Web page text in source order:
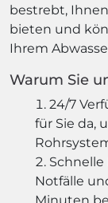
bestrebt,
bieten und
Ihrem
Warum Sie
24/7
für Sie da,
Schnelle
Notfälle